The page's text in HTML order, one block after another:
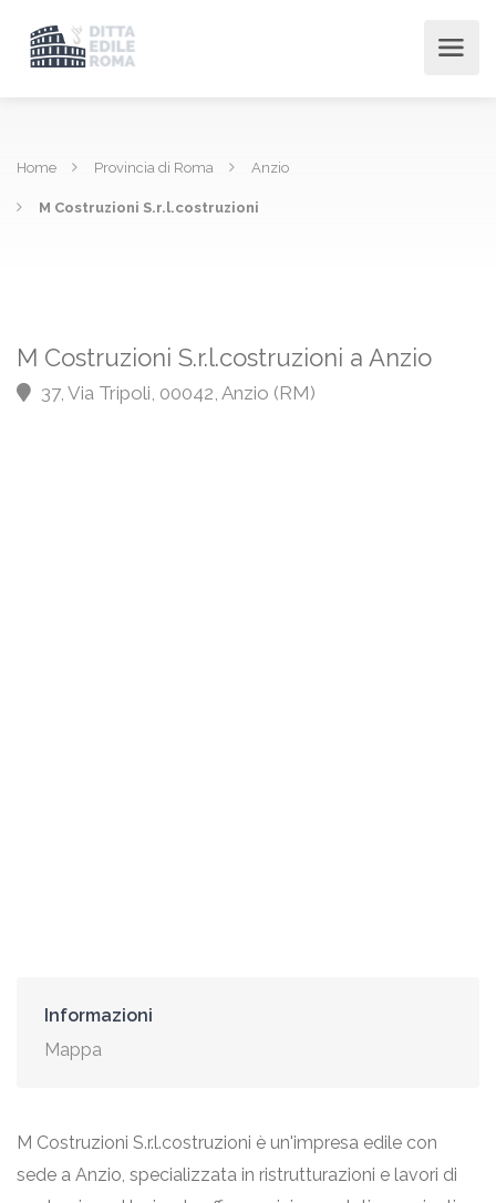
Home Provincia di Roma Anzio
M Costruzioni S.r.l.costruzioni
M Costruzioni S.r.l.costruzioni a Anzio
37, Via Tripoli, 00042, Anzio (RM)
Informazioni
Mappa
M Costruzioni S.r.l.costruzioni è un'impresa edile con
sede a Anzio, specializzata in ristrutturazioni e lavori di